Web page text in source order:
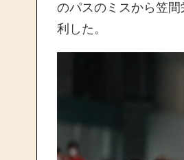
のパスのミスから笠
利した。